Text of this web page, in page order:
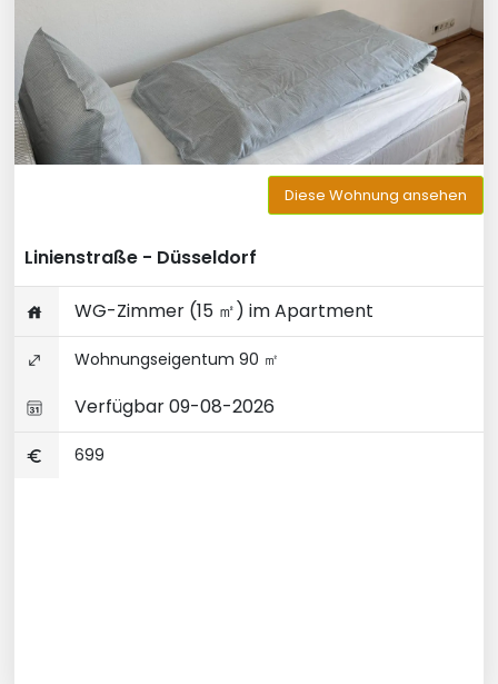
Diese Wohnung ansehen
Linienstraße - Düsseldorf
WG-Zimmer (15 ㎡) im Apartment
Wohnungseigentum 90 ㎡
Verfügbar 09-08-2026
699